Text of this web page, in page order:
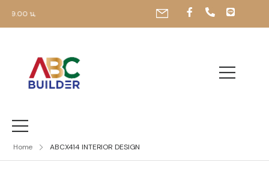
น,
Home ABCX414 INTERIOR DESIGN